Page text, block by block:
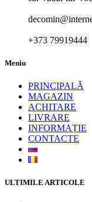
+373 79919444
Meniu
PRINCIPALĂ
MAGAZIN
ACHITARE
LIVRARE
INFORMAȚIE
CONTACTE
ULTIMILE ARTICOLE